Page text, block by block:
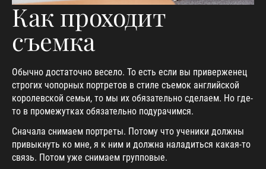
Как проходит
съемка
Обычно достаточно весело. То есть если вы приверженец
строгих чопорных портретов в стиле съемок английской
королевской семьи, то мы их обязательно сделаем. Но где-
то в промежутках обязательно подурачимся.
Сначала снимаем портреты. Потому что ученики должны
привыкнуть ко мне, я к ним и должна наладиться какая-то
связь. Потом уже снимаем групповые.